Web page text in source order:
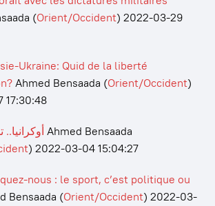
(Orient/Occident) 2022-03-29
Ukraine: Quid de la liberté
Ahmed Bensaada (Orient/Occident)
17:30:48
Ahmed Bensaada
) 2022-03-04 15:04:27
nous : le sport, c’est politique ou
Bensaada (Orient/Occident) 2022-03-